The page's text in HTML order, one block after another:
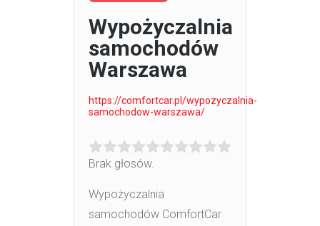
Wypożyczalnia
samochodów
Warszawa
https://comfortcar.pl/wypozyczalnia-
samochodow-warszawa/
Brak głosów.
Wypożyczalnia
samochodów ComfortCar